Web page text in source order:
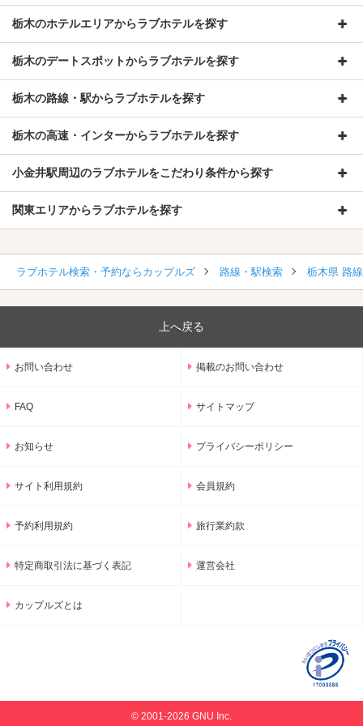
栃木のホテルエリアからラブホテルを探す
栃木のデートスポットからラブホテルを探す
栃木の路線・駅からラブホテルを探す
栃木の高速・インターからラブホテルを探す
小金井駅周辺のラブホテルをこだわり条件から探す
関東エリアからラブホテルを探す
ラブホテル検索・予約ならカップルズ 路線・駅検索 栃木県 路
上へ戻る
お問い合わせ 掲載のお問い合わせ
FAQ サイトマップ
お知らせ プライバシーポリシー
サイト利用規約 会員規約
予約利用規約 旅行業約款
特定商取引法に基づく表記 運営会社
カップルズとは
© 2001-2026 GNU Inc.